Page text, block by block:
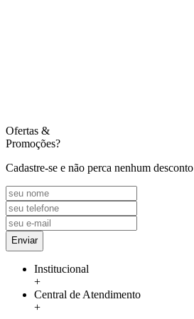
Ofertas &
Promoções?
Cadastre-se e não perca nenhum desconto
Enviar
Institucional
+
Central de Atendimento
+